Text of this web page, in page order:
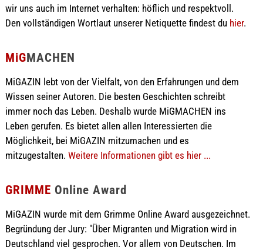
wir uns auch im Internet verhalten: höflich und respektvoll.
Den vollständigen Wortlaut unserer Netiquette findest du hier.
MiGMACHEN
MiGAZIN lebt von der Vielfalt, von den Erfahrungen und dem
Wissen seiner Autoren. Die besten Geschichten schreibt
immer noch das Leben. Deshalb wurde MiGMACHEN ins
Leben gerufen. Es bietet allen allen Interessierten die
Möglichkeit, bei MiGAZIN mitzumachen und es
mitzugestalten. Weitere Informationen gibt es hier ...
GRIMME Online Award
MiGAZIN wurde mit dem Grimme Online Award ausgezeichnet.
Begründung der Jury: "Über Migranten und Migration wird in
Deutschland viel gesprochen. Vor allem von Deutschen. Im